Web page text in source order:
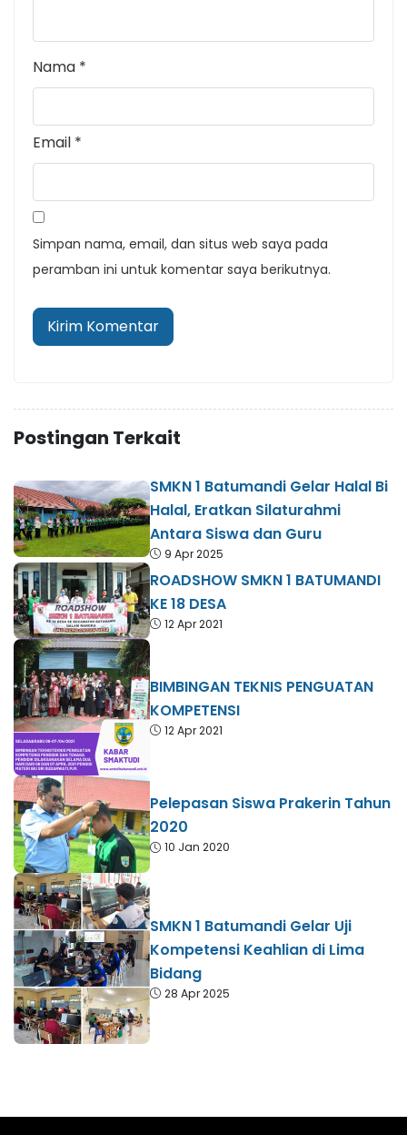
Nama *
Email *
Simpan nama, email, dan situs web saya pada
peramban ini untuk komentar saya berikutnya.
Postingan Terkait
SMKN 1 Batumandi Gelar Halal Bi
Halal, Eratkan Silaturahmi
Antara Siswa dan Guru
9 Apr 2025
ROADSHOW SMKN 1 BATUMANDI
KE 18 DESA
12 Apr 2021
BIMBINGAN TEKNIS PENGUATAN
KOMPETENSI
12 Apr 2021
Pelepasan Siswa Prakerin Tahun
2020
10 Jan 2020
SMKN 1 Batumandi Gelar Uji
Kompetensi Keahlian di Lima
Bidang
28 Apr 2025